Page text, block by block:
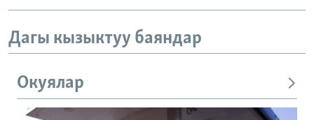
Дагы кызыктуу баяндар
Окуялар